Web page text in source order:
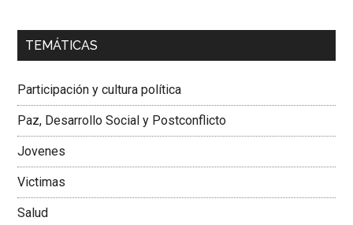
00:00 01:04
Dra. Carolina Corcho Mejía,Presidenta Corporación
Colombiana
TEMÁTICAS
Participación y cultura política
Paz, Desarrollo Social y Postconflicto
Jovenes
Victimas
Salud